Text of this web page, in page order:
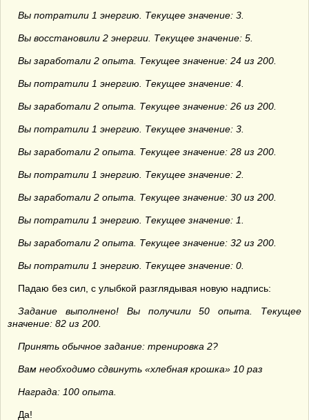
Вы потратили 1 энергию. Текущее значение: 3.
Вы восстановили 2 энергии. Текущее значение: 5.
Вы заработали 2 опыта. Текущее значение: 24 из 200.
Вы потратили 1 энергию. Текущее значение: 4.
Вы заработали 2 опыта. Текущее значение: 26 из 200.
Вы потратили 1 энергию. Текущее значение: 3.
Вы заработали 2 опыта. Текущее значение: 28 из 200.
Вы потратили 1 энергию. Текущее значение: 2.
Вы заработали 2 опыта. Текущее значение: 30 из 200.
Вы потратили 1 энергию. Текущее значение: 1.
Вы заработали 2 опыта. Текущее значение: 32 из 200.
Вы потратили 1 энергию. Текущее значение: 0.
Падаю без сил, с улыбкой разглядывая новую надпись:
Задание выполнено! Вы получили 50 опыта. Текущее
значение: 82 из 200.
Принять обычное задание: тренировка 2?
Вам необходимо сдвинуть «хлебная крошка» 10 раз
Награда: 100 опыта.
Да!